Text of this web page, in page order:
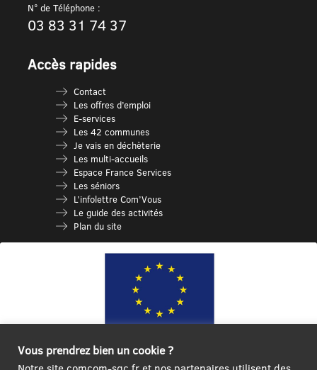
N° de Téléphone :
03 83 31 74 37
Accès rapides
Contact
Les offres d’emploi
E-services
Les 42 communes
Je vais en déchèterie
Les multi-accueils
Espace France Services
Les séniors
L’infolettre Com’Vous
Le guide des activités
Plan du site
Ce site internet a été cofinancé par l’Union européenne avec le Fonds
Vous prendrez bien un cookie ?